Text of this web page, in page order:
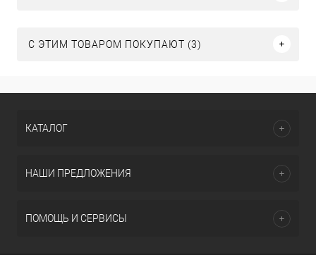
С ЭТИМ ТОВАРОМ ПОКУПАЮТ (3)
КАТАЛОГ
НАШИ ПРЕДЛОЖЕНИЯ
ПОМОЩЬ И СЕРВИСЫ